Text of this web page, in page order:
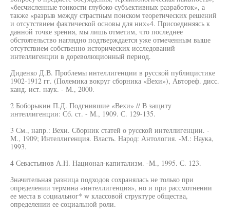
«бесчисленные тонкости глубоко субъективных разработок», а
также «разрыв между страстным поиском теоретических решений
и отсутствием фактической основы для них»4. Присоединяясь к
данной точке зрения, мы лишь отметим, что последнее
обстоятельство наглядно подтверждается уже отмеченным выше
отсутствием собственно исторических исследований
интеллигенции в дореволюционный период.
Диденко Д.В. Проблемы интеллигенции в русской публицистике
1902-1912 гг. (Полемика вокруг сборника «Вехи»), Автореф. дисс.
канд. ист. наук. - М., 2000.
2 Боборыкин П.Д. Подгнившие «Вехи» // В защиту
интеллигенции: Сб. ст. - М., 1909. С. 129-135.
3 См., напр.: Вехи. Сборник статей о русской интеллигенции. -
М., 1909; Интеллигенция. Власть. Народ: Антология. -М.: Наука,
1993.
4 Севастьянов А.Н. Национал-капитализм. -М., 1995. С. 123.
Значительная разница подходов сохранялась не только при
определении термина «интеллигенция», но и при рассмотнении
ее места в социальног* w классовой структуре общества,
определении ее социальной роли.